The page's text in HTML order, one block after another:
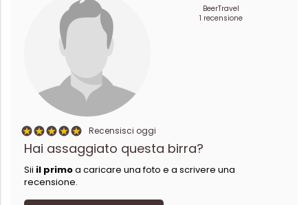
BeerTravel
1 recensione
Recensisci oggi
Hai assaggiato questa birra?
Sii il primoa caricare una foto e a scrivere una
recensione.